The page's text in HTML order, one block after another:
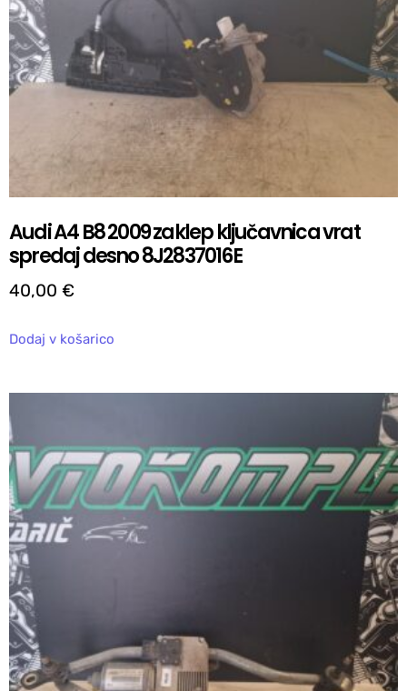
Audi A4 B8 2009 zaklep ključavnica vrat
spredaj desno 8J2837016E
40,00 €
Dodaj v košarico